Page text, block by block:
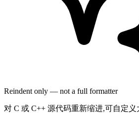
Reindent only — not a full formatter
对 C 或 C++ 源代码重新缩进,可自定